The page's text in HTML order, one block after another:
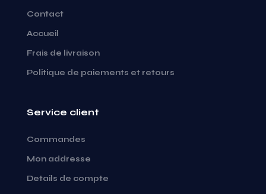
Contact
Accueil
Frais de livraison
Politique de paiements et retours
Service client
Commandes
Mon addresse
Details de compte